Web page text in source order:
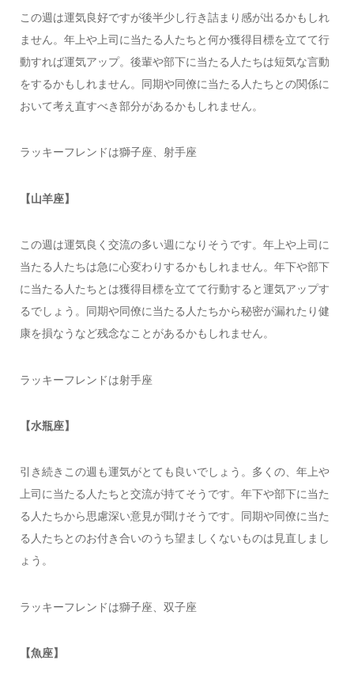
この週は運気良好ですが後半少し行き詰まり感が出るかもしれ
ません。年上や上司に当たる人たちと何か獲得目標を立てて行
動すれば運気アップ。後輩や部下に当たる人たちは短気な言動
をするかもしれません。同期や同僚に当たる人たちとの関係に
おいて考え直すべき部分があるかもしれません。
ラッキーフレンドは獅子座、射手座
【山羊座】
この週は運気良く交流の多い週になりそうです。年上や上司に
当たる人たちは急に心変わりするかもしれません。年下や部下
に当たる人たちとは獲得目標を立てて行動すると運気アップす
るでしょう。同期や同僚に当たる人たちから秘密が漏れたり健
康を損なうなど残念なことがあるかもしれません。
ラッキーフレンドは射手座
【水瓶座】
引き続きこの週も運気がとても良いでしょう。多くの、年上や
上司に当たる人たちと交流が持てそうです。年下や部下に当た
る人たちから思慮深い意見が聞けそうです。同期や同僚に当た
る人たちとのお付き合いのうち望ましくないものは見直しまし
ょう。
ラッキーフレンドは獅子座、双子座
【魚座】